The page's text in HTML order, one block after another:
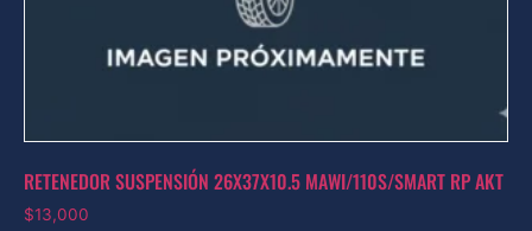
RETENEDOR SUSPENSIÓN 26X37X10.5 MAWI/110S/SMART RP AKT
$13,000